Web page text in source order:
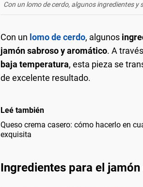
Con un lomo de cerdo, algunos ingredientes
Con un lomo de cerdo, algunos
jamón sabroso y aromático. A
baja temperatura, esta pieza se
de excelente resultado.
Leé también
Queso crema casero: cómo hacerlo en
exquisita
Ingredientes para el